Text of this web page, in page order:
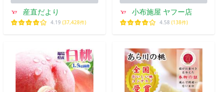
産直だより
4.19 (37,428件)
小布施屋 ヤフー店
4.58 (138件)